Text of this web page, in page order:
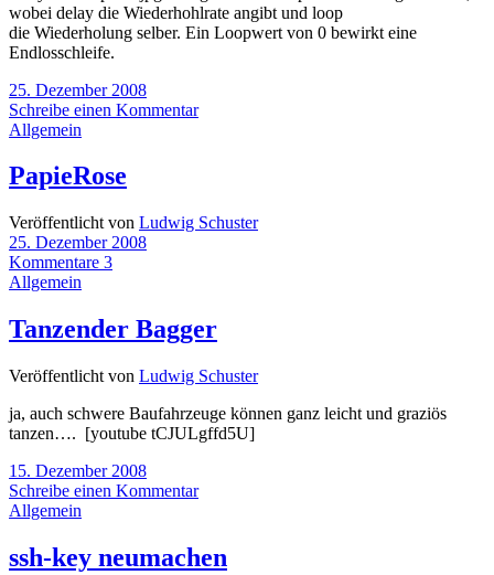
wobei delay die Wiederhohlrate angibt und loop
die Wiederholung selber. Ein Loopwert von 0 bewirkt eine
Endlosschleife.
25. Dezember 2008
Schreibe einen Kommentar
Allgemein
PapieRose
Veröffentlicht von Ludwig Schuster
25. Dezember 2008
Kommentare 3
Allgemein
Tanzender Bagger
Veröffentlicht von Ludwig Schuster
ja, auch schwere Baufahrzeuge können ganz leicht und graziös
tanzen…. [youtube tCJULgffd5U]
15. Dezember 2008
Schreibe einen Kommentar
Allgemein
ssh-key neumachen